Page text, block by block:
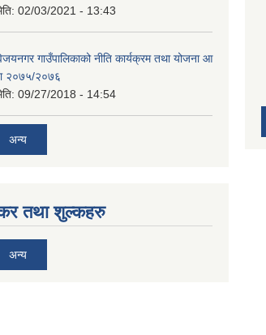
02/03/2021 - 13:43
गाउँपालिकाको नीति कार्यक्रम तथा योजना आ
२०७५/२०७६
09/27/2018 - 14:54
अन्य
तथा शुल्कहरु
अन्य